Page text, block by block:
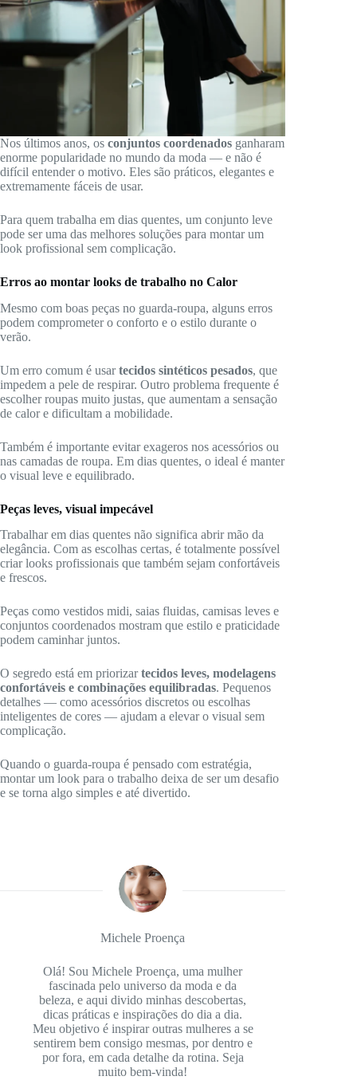
Nos últimos anos, os conjuntos coordenados ganharam
enorme popularidade no mundo da moda — e não é
difícil entender o motivo. Eles são práticos, elegantes e
extremamente fáceis de usar.
Para quem trabalha em dias quentes, um conjunto leve
pode ser uma das melhores soluções para montar um
look profissional sem complicação.
Erros ao montar looks de trabalho no Calor
Mesmo com boas peças no guarda-roupa, alguns erros
podem comprometer o conforto e o estilo durante o
verão.
Um erro comum é usartecidos sintéticos pesados, que
impedem a pele de respirar. Outro problema frequente é
escolher roupas muito justas, que aumentam a sensação
de calor e dificultam a mobilidade.
Também é importante evitar exageros nos acessórios ou
nas camadas de roupa. Em dias quentes, o ideal é manter
o visual leve e equilibrado.
Peças leves, visual impecável
Trabalhar em dias quentes não significa abrir mão da
elegância. Com as escolhas certas, é totalmente possível
criar looks profissionais que também sejam confortáveis
e frescos.
Peças como vestidos midi, saias fluidas, camisas leves e
conjuntos coordenados mostram que estilo e praticidade
podem caminhar juntos.
O segredo está em priorizartecidos leves, modelagens
confortáveis e combinações equilibradas. Pequenos
detalhes — como acessórios discretos ou escolhas
inteligentes de cores — ajudam a elevar o visual sem
complicação.
Quando o guarda-roupa é pensado com estratégia,
montar um look para o trabalho deixa de ser um desafio
e se torna algo simples e até divertido.
Michele Proença
Olá! Sou Michele Proença, uma mulher
fascinada pelo universo da moda e da
beleza, e aqui divido minhas descobertas,
dicas práticas e inspirações do dia a dia.
Meu objetivo é inspirar outras mulheres a se
sentirem bem consigo mesmas, por dentro e
por fora, em cada detalhe da rotina. Seja
muito bem-vinda!